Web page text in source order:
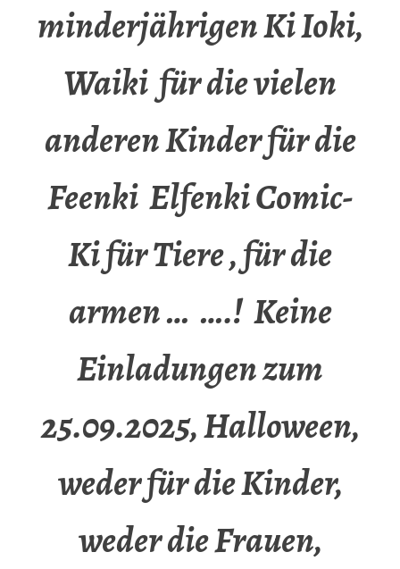
minderjährigen Ki Ioki,
Waiki für die vielen
anderen Kinder für die
Feenki Elfenki Comic-
Ki für Tiere , für die
armen … ….! Keine
Einladungen zum
25.09.2025, Halloween,
weder für die Kinder,
weder die Frauen,